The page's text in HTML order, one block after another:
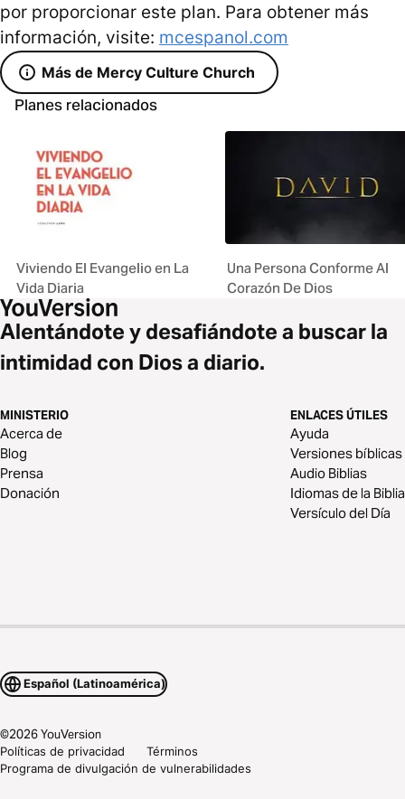
por proporcionar este plan. Para obtener más
información, visite: mcespanol.com
Más de Mercy Culture Church
Planes relacionados
Viviendo El Evangelio en La
Vida Diaria
Una Persona Conforme Al
Corazón De Dios
Alentándote y desafiándote a buscar la
intimidad con Dios a diario.
MINISTERIO
Acerca de
Blog
Prensa
Donación
ENLACES ÚTILES
Ayuda
Versiones bíblicas
Audio Biblias
Idiomas de la Biblia
Versículo del Día
Español (Latinoamérica)
©2026YouVersion
Políticas de privacidad
Términos
Programa de divulgación de vulnerabilidades